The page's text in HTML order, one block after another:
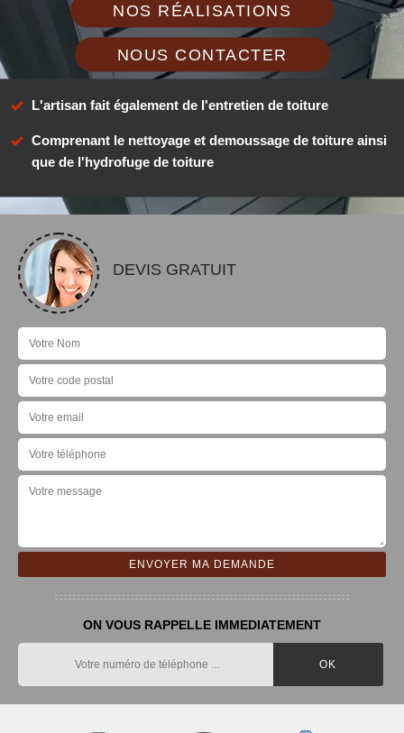
NOS RÉALISATIONS
NOUS CONTACTER
L'artisan fait également de l'entretien de toiture
Comprenant le nettoyage et demoussage de toiture ainsi
que de l'hydrofuge de toiture
DEVIS GRATUIT
ON VOUS RAPPELLE IMMEDIATEMENT